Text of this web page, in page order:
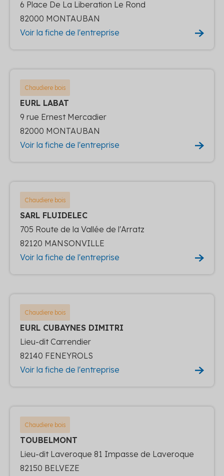
6 Place De La Liberation Le Rond
82000 MONTAUBAN
Voir la fiche de l'entreprise
Chaudiere bois
EURL LABAT
9 rue Ernest Mercadier
82000 MONTAUBAN
Voir la fiche de l'entreprise
Chaudiere bois
SARL FLUIDELEC
705 Route de la Vallée de l'Arratz
82120 MANSONVILLE
Voir la fiche de l'entreprise
Chaudiere bois
EURL CUBAYNES DIMITRI
Lieu-dit Carrendier
82140 FENEYROLS
Voir la fiche de l'entreprise
Chaudiere bois
TOUBELMONT
Lieu-dit Laveroque 81 Impasse de Laveroque
82150 BELVEZE